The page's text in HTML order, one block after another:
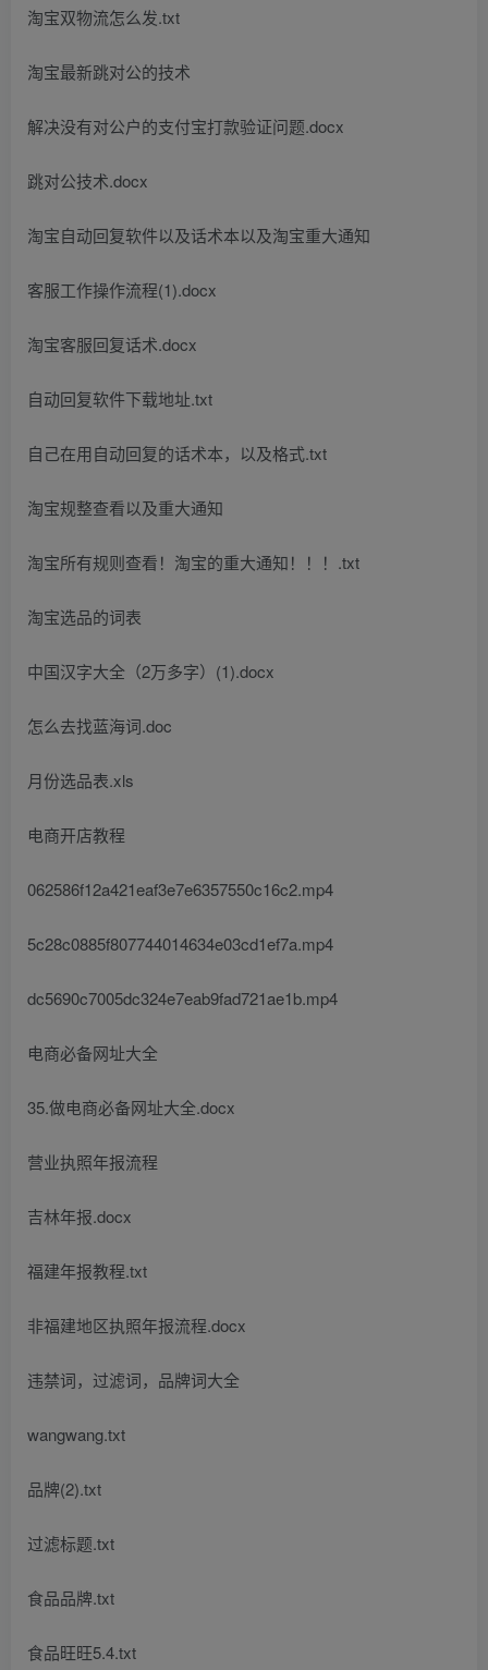
淘宝双物流怎么发.txt
淘宝最新跳对公的技术
解决没有对公户的支付宝打款验证问题.docx
跳对公技术.docx
淘宝自动回复软件以及话术本以及淘宝重大通知
客服工作操作流程(1).docx
淘宝客服回复话术.docx
自动回复软件下载地址.txt
自己在用自动回复的话术本，以及格式.txt
淘宝规整查看以及重大通知
淘宝所有规则查看！淘宝的重大通知！！！.txt
淘宝选品的词表
中国汉字大全（2万多字）(1).docx
怎么去找蓝海词.doc
月份选品表.xls
电商开店教程
062586f12a421eaf3e7e6357550c16c2.mp4
5c28c0885f807744014634e03cd1ef7a.mp4
dc5690c7005dc324e7eab9fad721ae1b.mp4
电商必备网址大全
35.做电商必备网址大全.docx
营业执照年报流程
吉林年报.docx
福建年报教程.txt
非福建地区执照年报流程.docx
违禁词，过滤词，品牌词大全
wangwang.txt
品牌(2).txt
过滤标题.txt
食品品牌.txt
食品旺旺5.4.txt